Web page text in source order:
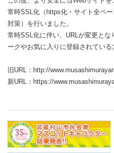
常時SSL化（https化・サイト全ペ
対策）を行いました。
常時SSL化に伴い、URLが変更と
ークやお気に入りに登録されている
旧URL：http://
新URL：https://